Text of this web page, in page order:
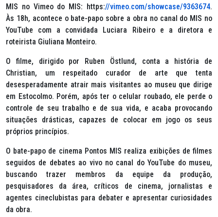
MIS no Vimeo do MIS: https://vimeo.com/showcase/9363674.
Às 18h, acontece o bate-papo sobre a obra no canal do MIS no
YouTube com a convidada Luciara Ribeiro e a diretora e
roteirista Giuliana Monteiro.
O filme, dirigido por Ruben Östlund, conta a história de
Christian, um respeitado curador de arte que tenta
desesperadamente atrair mais visitantes ao museu que dirige
em Estocolmo. Porém, após ter o celular roubado, ele perde o
controle de seu trabalho e de sua vida, e acaba provocando
situações drásticas, capazes de colocar em jogo os seus
próprios princípios.
O bate-papo de cinema Pontos MIS realiza exibições de filmes
seguidos de debates ao vivo no canal do YouTube do museu,
buscando trazer membros da equipe da produção,
pesquisadores da área, críticos de cinema, jornalistas e
agentes cineclubistas para debater e apresentar curiosidades
da obra.